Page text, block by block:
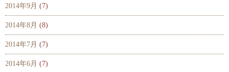
2014年9月 (7)
2014年8月 (8)
2014年7月 (7)
2014年6月 (7)